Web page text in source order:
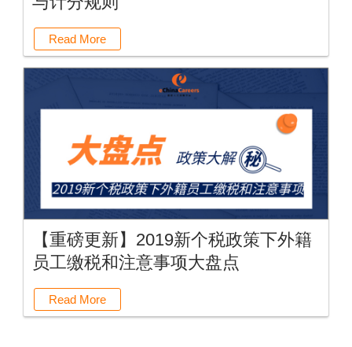
Read More
【重磅更新】2019新个税政策下外籍
员工缴税和注意事项大盘点
Read More